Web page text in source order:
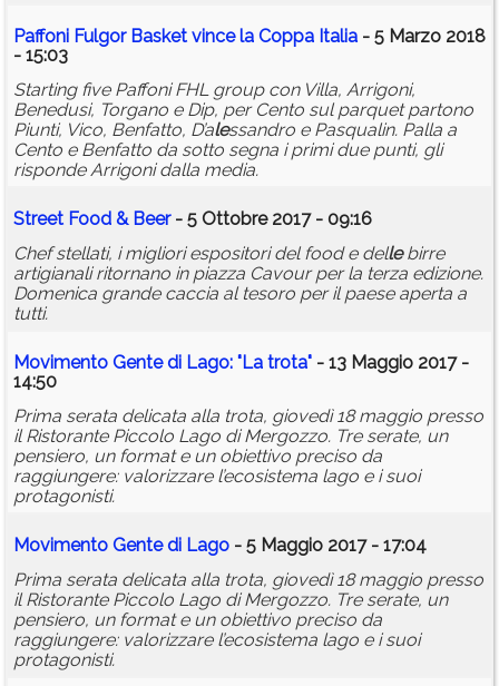
Paffoni Fulgor Basket vince la Coppa Italia - 5 Marzo 2018
- 15:03
Starting five Paffoni FHL group con Villa, Arrigoni,
Benedusi, Torgano e Dip, per Cento sul parquet partono
Piunti, Vico, Benfatto, D’alessandro e Pasqualin. Palla a
Cento e Benfatto da sotto segna i primi due punti, gli
risponde Arrigoni dalla media.
Street Food & Beer- 5 Ottobre 2017 - 09:16
Chef stellati, i migliori espositori del food e dellebirre
artigianali ritornano in piazza Cavour per la terza edizione.
Domenica grande caccia al tesoro per il paese aperta a
tutti.
Movimento Gente di Lago: "La trota" - 13 Maggio 2017 -
14:50
Prima serata delicata alla trota, giovedì 18 maggio presso
il Ristorante Piccolo Lago di Mergozzo. Tre serate, un
pensiero, un format e un obiettivo preciso da
raggiungere: valorizzare l’ecosistema lago e i suoi
protagonisti.
Movimento Gente di Lago - 5 Maggio 2017 - 17:04
Prima serata delicata alla trota, giovedì 18 maggio presso
il Ristorante Piccolo Lago di Mergozzo. Tre serate, un
pensiero, un format e un obiettivo preciso da
raggiungere: valorizzare l’ecosistema lago e i suoi
protagonisti.